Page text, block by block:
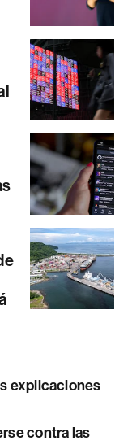
explicaciones
contra las